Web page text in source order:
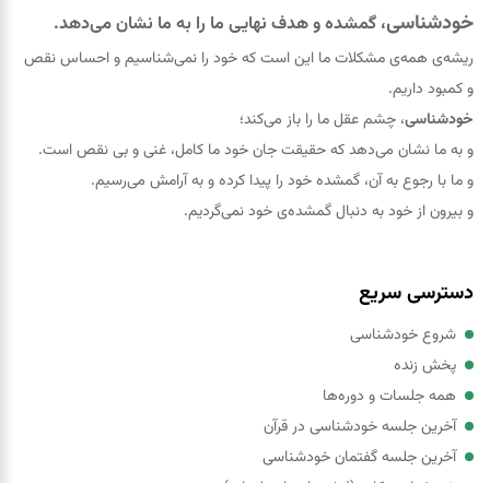
خودشناسی، گمشده و هدف نهایی ما را به ما نشان می‌دهد.
ریشه‌ی همه‌ی مشکلات ما این است که خود را نمی‌شناسیم و احساس نقص
و کمبود داریم.
خودشناسی، چشم عقل ما را باز می‌کند؛
و به ما نشان می‌دهد که حقيقت جان خود ما کامل، غنی و بی نقص است.
و ما با رجوع به آن، گمشده خود را پيدا کرده و به آرامش می‌رسیم.
و بیرون از خود به دنبال گمشده‌ی خود نمی‌گردیم.
دسترسی سریع
شروع خودشناسی
پخش زنده
همه جلسات و دوره‌ها
آخرین جلسه خودشناسی در قرآن
آخرین جلسه گفتمان خودشناسی